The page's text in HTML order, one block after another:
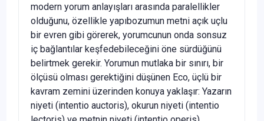
modern yorum anlayışları arasında paralellikler
olduğunu, özellikle yapıbozumun metni açık uçlu
bir evren gibi görerek, yorumcunun onda sonsuz
iç bağlantılar keşfedebileceğini öne sürdüğünü
belirtmek gerekir. Yorumun mutlaka bir sınırı, bir
ölçüsü olması gerektiğini düşünen Eco, üçlü bir
kavram zemini üzerinden konuya yaklaşır: Yazarın
niyeti (intentio auctoris), okurun niyeti (intentio